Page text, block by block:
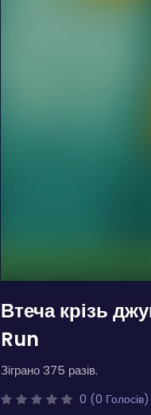
Втеча крізь
Run
Зіграно 375 разів.
0 (0 Голосів)